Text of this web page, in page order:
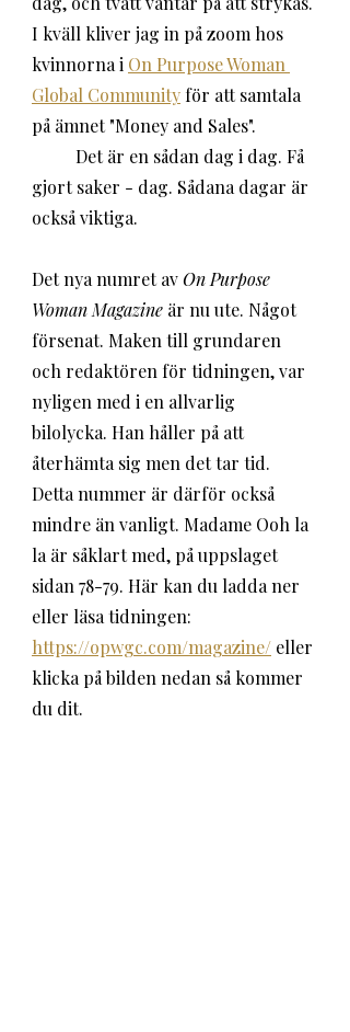
I kväll kliver jag in på zoom hos
kvinnorna i On Purpose Woman
Global Community för att samtala
på ämnet "Money and Sales".
gjort saker - dag. Sådana dagar är
också viktiga.
Det nya numret av On Purpose
Woman Magazine är nu ute. Något
försenat. Maken till grundaren
och redaktören för tidningen, var
nyligen med i en allvarlig
bilolycka. Han håller på att
återhämta sig men det tar tid.
Detta nummer är därför också
mindre än vanligt. Madame Ooh la
la är såklart med, på uppslaget
sidan 78-79. Här kan du ladda ner
eller läsa tidningen:
https://opwgc.com/magazine/ eller
klicka på bilden nedan så kommer
du dit.